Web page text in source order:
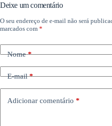
Deixe um comentário
O seu endereço de e-mail não será
marcados com *
Nome*
E-mail*
Adicionar comentário *